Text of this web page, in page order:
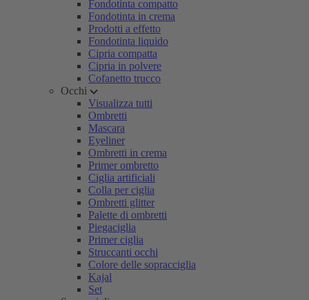
Fondotinta compatto
Fondotinta in crema
Prodotti a effetto
Fondotinta liquido
Cipria compatta
Cipria in polvere
Cofanetto trucco
Occhi
Visualizza tutti
Ombretti
Mascara
Eyeliner
Ombretti in crema
Primer ombretto
Ciglia artificiali
Colla per ciglia
Ombretti glitter
Palette di ombretti
Piegaciglia
Primer ciglia
Struccanti occhi
Colore delle sopracciglia
Kajal
Set